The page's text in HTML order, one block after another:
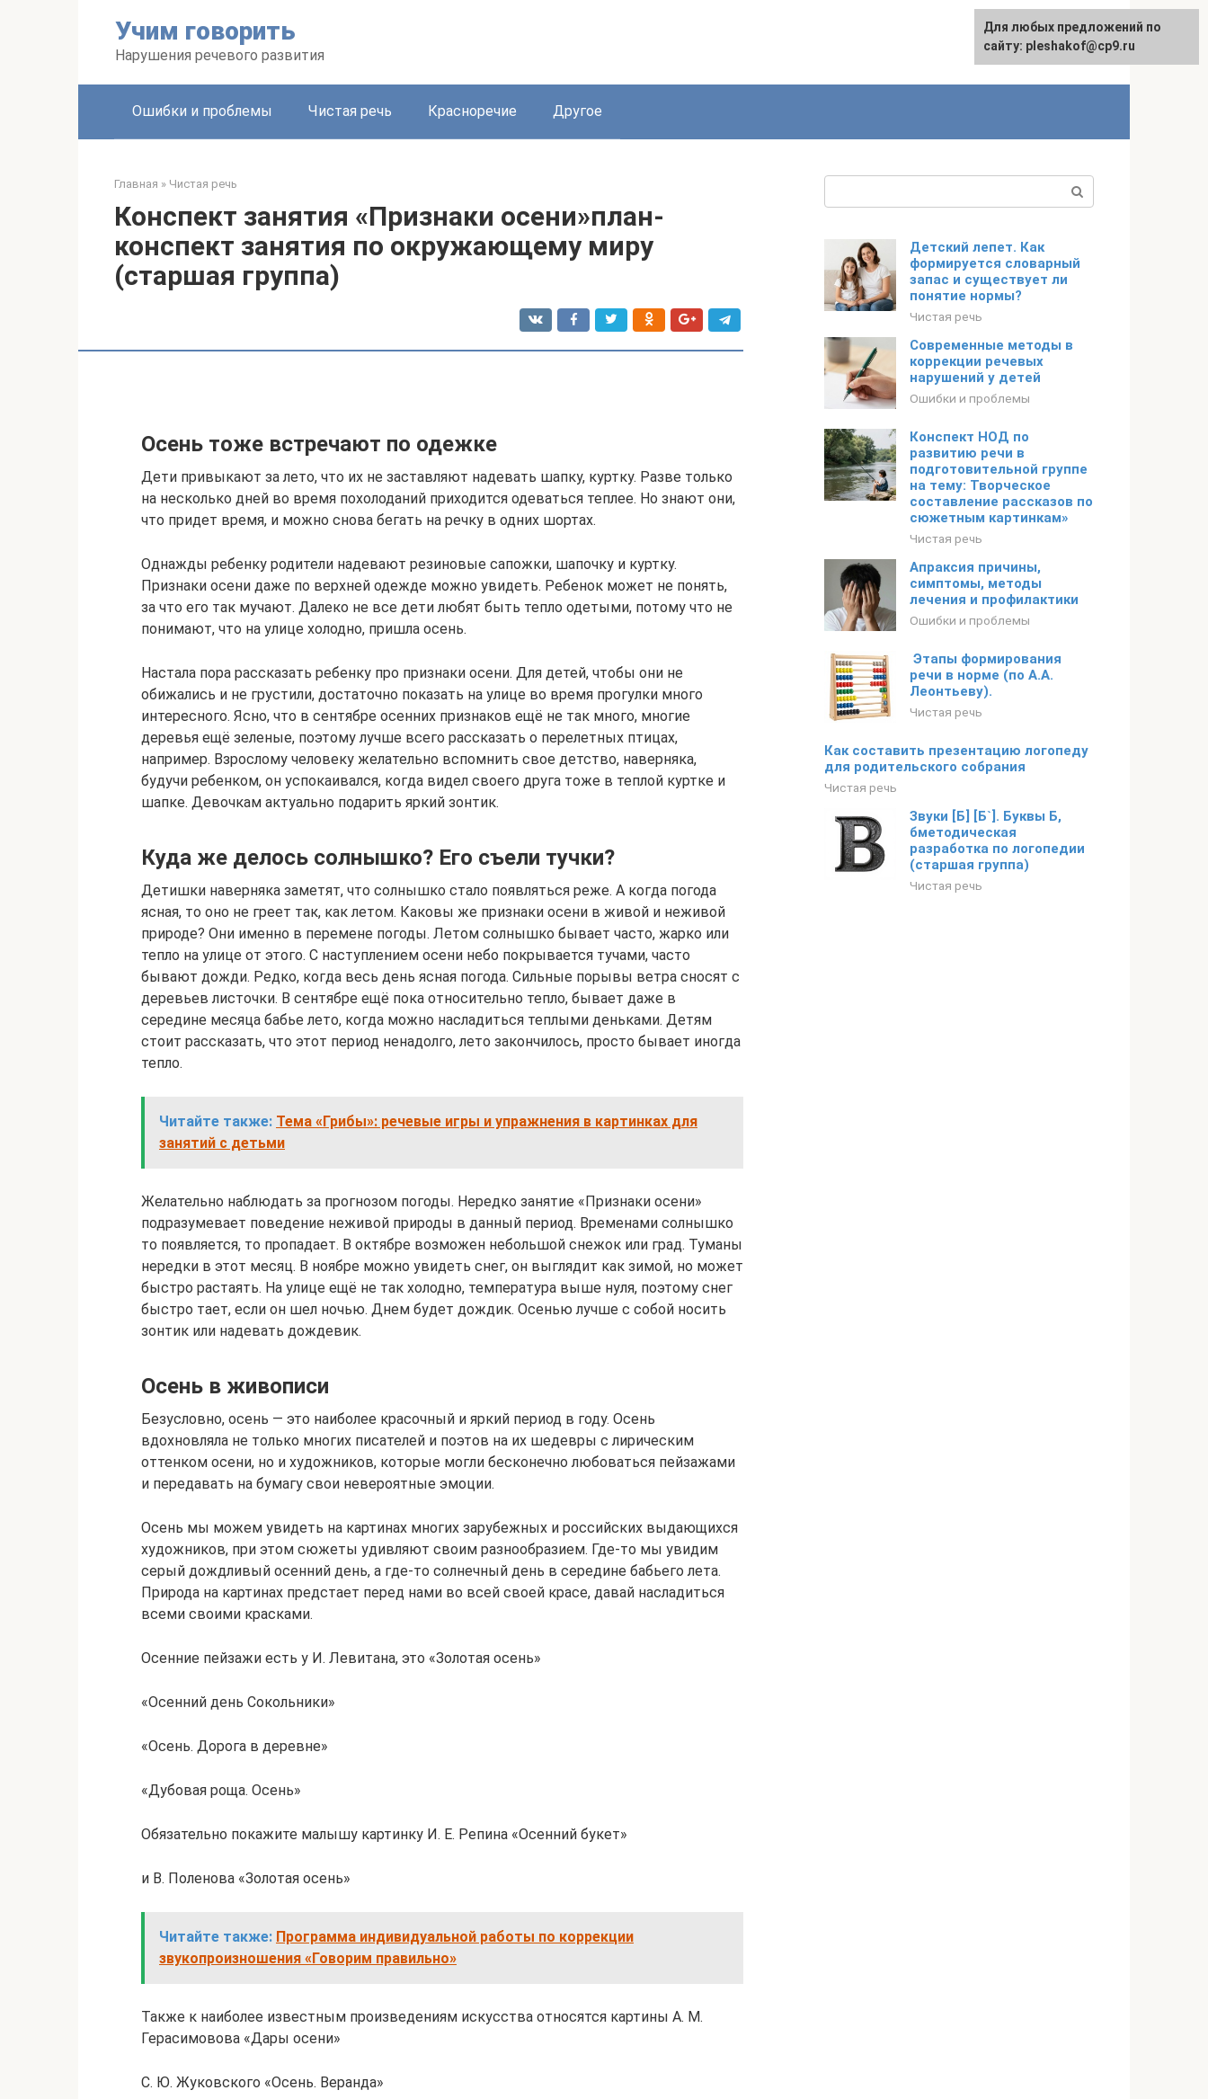
Учим говорить
Нарушения речевого развития
Ошибки и проблемы Чистая речь Красноречие Другое
Главная » Чистая речь
Конспект занятия «Признаки осени»план-
конспект занятия по окружающему миру
(старшая группа)
Осень тоже встречают по одежке
Дети привыкают за лето, что их не заставляют надевать шапку, куртку. Разве только
на несколько дней во время похолоданий приходится одеваться теплее. Но знают они,
что придет время, и можно снова бегать на речку в одних шортах.
Однажды ребенку родители надевают резиновые сапожки, шапочку и куртку.
Признаки осени даже по верхней одежде можно увидеть. Ребенок может не понять,
за что его так мучают. Далеко не все дети любят быть тепло одетыми, потому что не
понимают, что на улице холодно, пришла осень.
Настала пора рассказать ребенку про признаки осени. Для детей, чтобы они не
обижались и не грустили, достаточно показать на улице во время прогулки много
интересного. Ясно, что в сентябре осенних признаков ещё не так много, многие
деревья ещё зеленые, поэтому лучше всего рассказать о перелетных птицах,
например. Взрослому человеку желательно вспомнить свое детство, наверняка,
будучи ребенком, он успокаивался, когда видел своего друга тоже в теплой куртке и
шапке. Девочкам актуально подарить яркий зонтик.
Куда же делось солнышко? Его съели тучки?
Детишки наверняка заметят, что солнышко стало появляться реже. А когда погода
ясная, то оно не греет так, как летом. Каковы же признаки осени в живой и неживой
природе? Они именно в перемене погоды. Летом солнышко бывает часто, жарко или
тепло на улице от этого. С наступлением осени небо покрывается тучами, часто
бывают дожди. Редко, когда весь день ясная погода. Сильные порывы ветра сносят с
деревьев листочки. В сентябре ещё пока относительно тепло, бывает даже в
середине месяца бабье лето, когда можно насладиться теплыми деньками. Детям
стоит рассказать, что этот период ненадолго, лето закончилось, просто бывает иногда
тепло.
Читайте также: Тема «Грибы»: речевые игры и упражнения в картинках для
занятий с детьми
Желательно наблюдать за прогнозом погоды. Нередко занятие «Признаки осени»
подразумевает поведение неживой природы в данный период. Временами солнышко
то появляется, то пропадает. В октябре возможен небольшой снежок или град. Туманы
нередки в этот месяц. В ноябре можно увидеть снег, он выглядит как зимой, но может
быстро растаять. На улице ещё не так холодно, температура выше нуля, поэтому снег
быстро тает, если он шел ночью. Днем будет дождик. Осенью лучше с собой носить
зонтик или надевать дождевик.
Осень в живописи
Безусловно, осень — это наиболее красочный и яркий период в году. Осень
вдохновляла не только многих писателей и поэтов на их шедевры с лирическим
оттенком осени, но и художников, которые могли бесконечно любоваться пейзажами
и передавать на бумагу свои невероятные эмоции.
Осень мы можем увидеть на картинах многих зарубежных и российских выдающихся
художников, при этом сюжеты удивляют своим разнообразием. Где-то мы увидим
серый дождливый осенний день, а где-то солнечный день в середине бабьего лета.
Природа на картинах предстает перед нами во всей своей красе, давай насладиться
всеми своими красками.
Осенние пейзажи есть у И. Левитана, это «Золотая осень»
«Осенний день Сокольники»
«Осень. Дорога в деревне»
«Дубовая роща. Осень»
Обязательно покажите малышу картинку И. Е. Репина «Осенний букет»
и В. Поленова «Золотая осень»
Читайте также: Программа индивидуальной работы по коррекции
звукопроизношения «Говорим правильно»
Также к наиболее известным произведениям искусства относятся картины А. М.
Герасимовова «Дары осени»
С. Ю. Жуковского «Осень. Веранда»
Детский лепет. Как
формируется словарный
запас и существует ли
понятие нормы?
Чистая речь
Современные методы в
коррекции речевых
нарушений у детей
Ошибки и проблемы
Конспект НОД по
развитию речи в
подготовительной группе
на тему: Творческое
составление рассказов по
сюжетным картинкам»
Чистая речь
Апраксия причины,
симптомы, методы
лечения и профилактики
Ошибки и проблемы
Этапы формирования
речи в норме (по А.А.
Леонтьеву).
Чистая речь
Как составить презентацию логопеду
для родительского собрания
Чистая речь
Звуки [Б] [Б`]. Буквы Б,
бметодическая
разработка по логопедии
(старшая группа)
Чистая речь
Для любых предложений по
сайту: pleshakof@cp9.ru